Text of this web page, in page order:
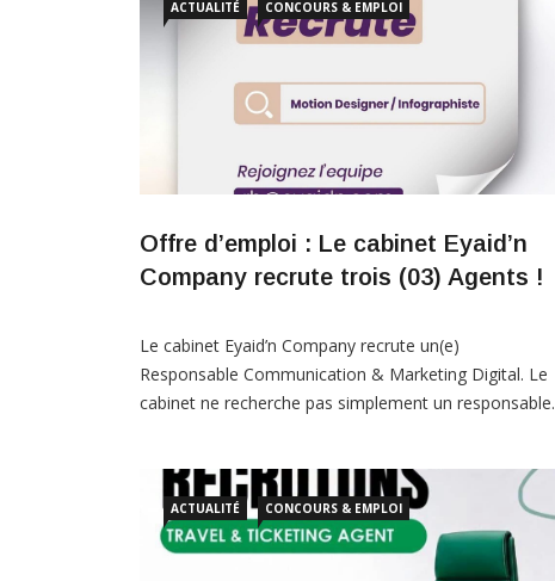
ACTUALITÉ CONCOURS & EMPLOI
Offre d’emploi : Le cabinet Eyaid’n
Company recrute trois (03) Agents !
Le cabinet Eyaid’n Company recrute un(e)
Responsable Communication & Marketing Digital. Le
cabinet ne recherche pas simplement un responsable.
institutionnelle de nos clients, de
ACTUALITÉ CONCOURS & EMPLOI